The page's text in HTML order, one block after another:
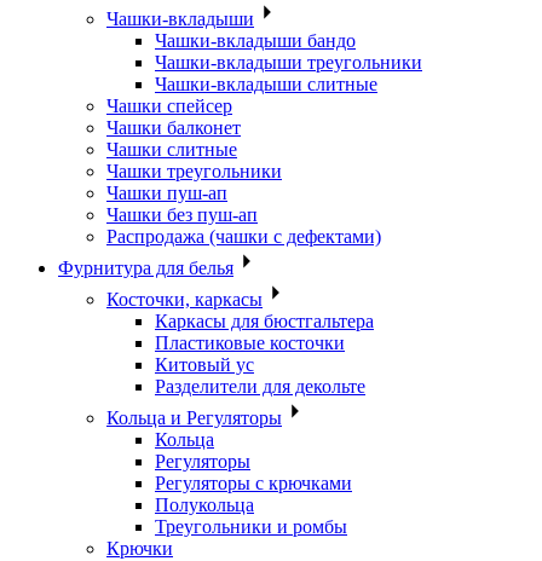
Чашки-вкладыши
Чашки-вкладыши бандо
Чашки-вкладыши треугольники
Чашки-вкладыши слитные
Чашки спейсер
Чашки балконет
Чашки слитные
Чашки треугольники
Чашки пуш-ап
Чашки без пуш-ап
Распродажа (чашки с дефектами)
Фурнитура для белья
Косточки, каркасы
Каркасы для бюстгальтера
Пластиковые косточки
Китовый ус
Разделители для декольте
Кольца и Регуляторы
Кольца
Регуляторы
Регуляторы с крючками
Полукольца
Треугольники и ромбы
Крючки